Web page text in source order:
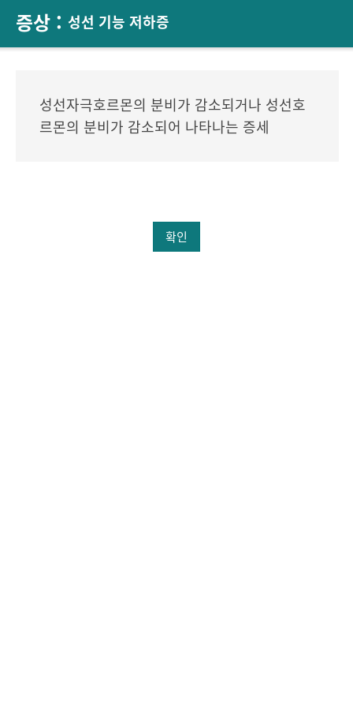
증상 : 성선 기능 저하증
성선자극호르몬의 분비가 감소되거나 성선호
르몬의 분비가 감소되어 나타나는 증세
확인